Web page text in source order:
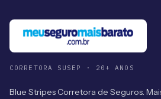
CORRETORA SUSEP · 20+ ANOS
Blue Stripes Corretora de Seguros.